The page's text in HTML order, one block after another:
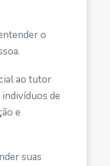
o
ao tutor
de
e
suas